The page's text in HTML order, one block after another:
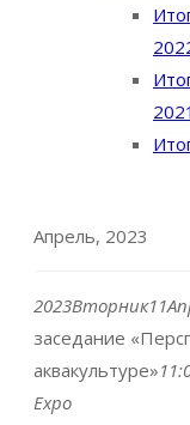
2021
Апрель, 2023
2023Вторник11
заседание
аквакультуре»
Expo